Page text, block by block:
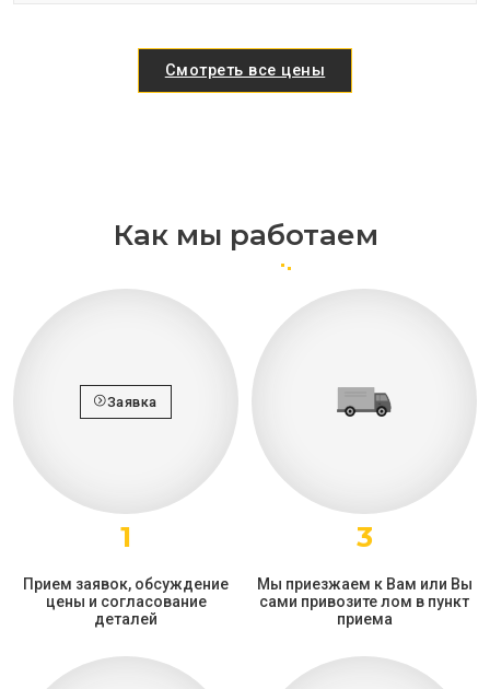
Смотреть все цены
Как мы работаем
Заявка
1
Прием заявок, обсуждение
цены и согласование
деталей
3
Мы приезжаем к Вам или Вы
сами привозите лом в пункт
приема